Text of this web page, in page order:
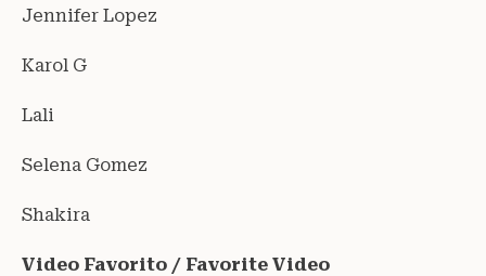
Jennifer Lopez
Karol G
Lali
Selena Gomez
Shakira
Video Favorito / Favorite Video